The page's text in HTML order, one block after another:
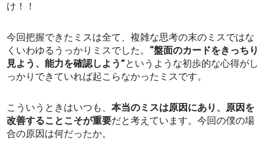
け！！
今回把握できたミスは全て、複雑な思考の末のミスではな
くいわゆるうっかりミスでした。 “盤面のカードをきっちり
見よう、能力を確認しよう”というような初歩的な心得がし
っかりできていれば起こらなかったミスです。
こういうときはいつも、本当のミスは原因にあり、原因を
改善することこそが重要だと考えています。今回の僕の場
合の原因は何だったか。